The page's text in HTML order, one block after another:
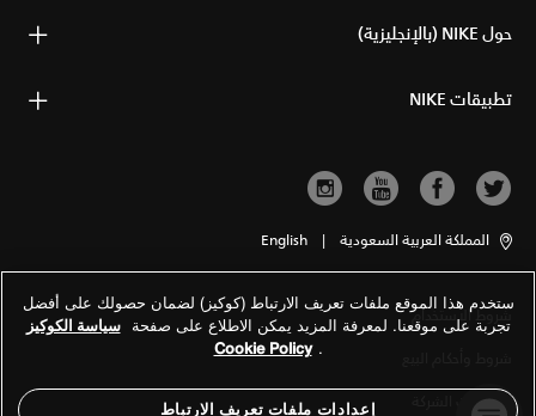
حول NIKE (بالإنجليزية)
تطبيقات NIKE
المملكة العربية السعودية |
English
شروط الاستخدام
معلومات الشركة
ستخدم هذا الموقع ملفات تعريف الارتباط (كوكيز) لضمان حصولك على أفضل
تجربة على موقعنا. لمعرفة المزيد يمكن الاطلاع على صفحة سياسة الكوكيز
.
Cookie Policy
إعدادات ملفات تعريف الارتباط